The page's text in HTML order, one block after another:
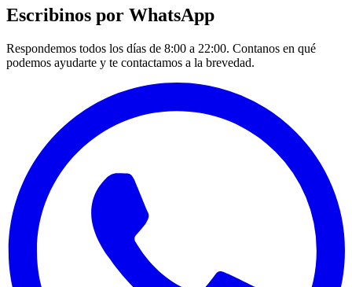
Escribinos por WhatsApp
Respondemos todos los días de 8:00 a 22:00. Contanos en qué
podemos ayudarte y te contactamos a la brevedad.